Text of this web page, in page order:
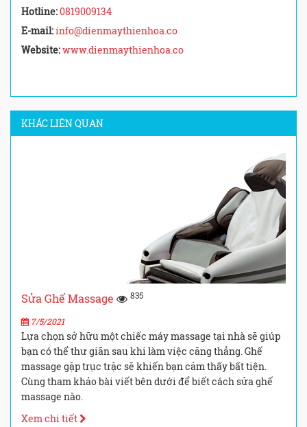
Hotline:0819009134
E-mail:info@dienmaythienhoa.co
Website:www.dienmaythienhoa.co
KHÁC LIÊN QUAN
Sửa Ghế Massage 835
7/5/2021
Lựa chọn sở hữu một chiếc máy massage tại nhà sẽ giúp
bạn có thể thư giãn sau khi làm việc căng thẳng. Ghế
massage gặp trục trặc sẽ khiến bạn cảm thấy bất tiện.
Cùng tham khảo bài viết bên dưới để biết cách sửa ghế
massage nào.
Xem chi tiết